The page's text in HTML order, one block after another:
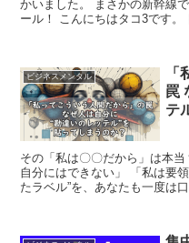
かいました。 まさかの新幹線で、大阪⇔静岡の日帰り地獄スケジュ
ール！ こんにちはタコ3です。 日帰り出張って初めてだったんで、
ビジネスメンタル
罠
テ
その「私は〇〇だから」は本当？ 「私は人見知りだから」 「ど
自分にはできない」 「私は要領が悪いんです
たラベル”を、あなたも一度は